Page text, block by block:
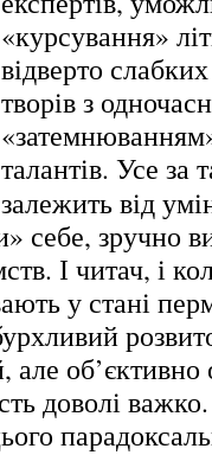
«курсування»
відверто слабких
творів з
талантів. Усе за
залежить від
себе, зручно
І читач, і
у стані
але
доволі